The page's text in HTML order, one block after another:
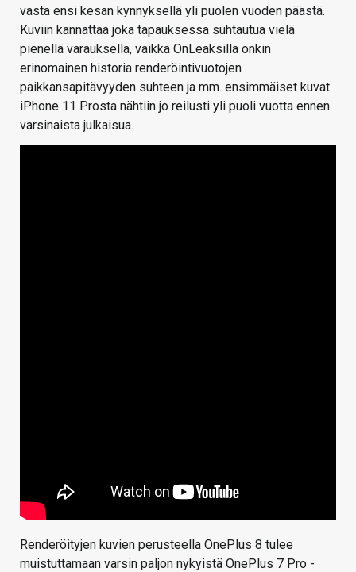
vasta ensi kesän kynnyksellä yli puolen vuoden päästä.
Kuviin kannattaa joka tapauksessa suhtautua vielä
pienellä varauksella, vaikka OnLeaksilla onkin
erinomainen historia renderöintivuotojen
paikkansapitävyyden suhteen ja mm. ensimmäiset kuvat
iPhone 11 Prosta nähtiin jo reilusti yli puoli vuotta ennen
varsinaista julkaisua.
Renderöityjen kuvien perusteella OnePlus 8 tulee
muistuttamaan varsin paljon nykyistä OnePlus 7 Pro -